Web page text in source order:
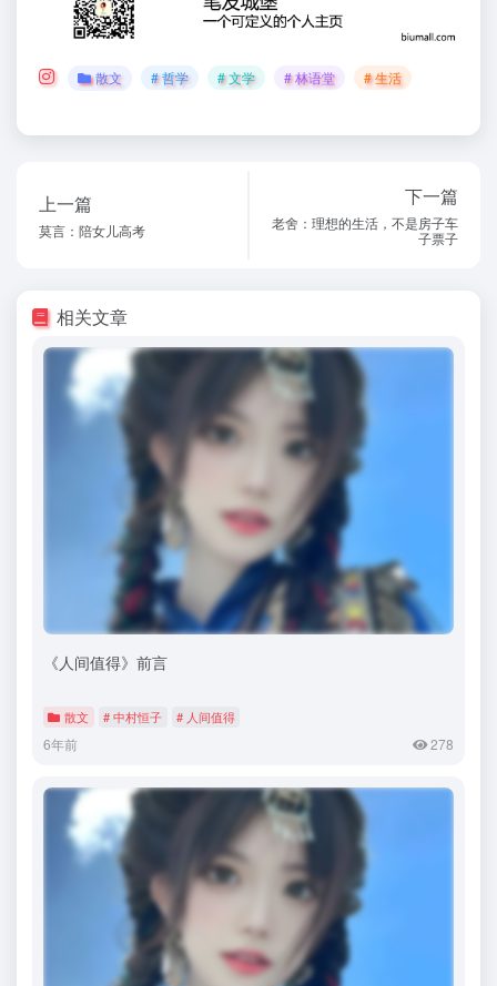
散文 # 哲学 # 文学 # 林语堂 # 生活
上一篇
莫言：陪女儿高考
下一篇
老舍：理想的生活，不是房子车
子票子
相关文章
《人间值得》前言
散文 # 中村恒子 # 人间值得
6年前 278